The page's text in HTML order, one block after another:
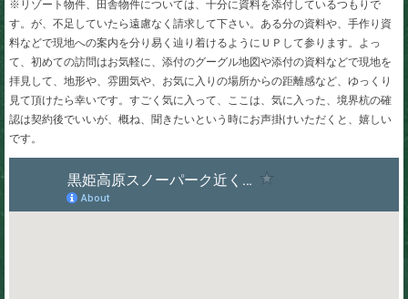
※リゾート物件、田舎物件については、十分に資料を添付しているつもりで
す。が、不足していたら遠慮なく請求して下さい。ある分の資料や、手作り資
料などで現地への案内を分り易く辿り着けるようにＵＰして参ります。よっ
て、初めての訪問はお気軽に、添付のグーグル地図や添付の資料などで現地を
拝見して、地形や、雰囲気や、お気に入りの場所からの距離感など、ゆっくり
見て頂けたら幸いです。すごく気に入って、ここは、気に入った、境界杭の確
認は契約後でいいが、概ね、聞きたいという時にお声掛けいただくと、嬉しい
です。